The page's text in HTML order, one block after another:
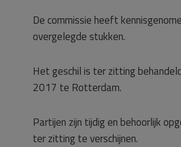
De commissie heeft
overgelegde stukken.
Het geschil is ter zitting
2017 te Rotterdam.
Partijen zijn tijdig en behoorlijk
ter zitting te verschijnen.